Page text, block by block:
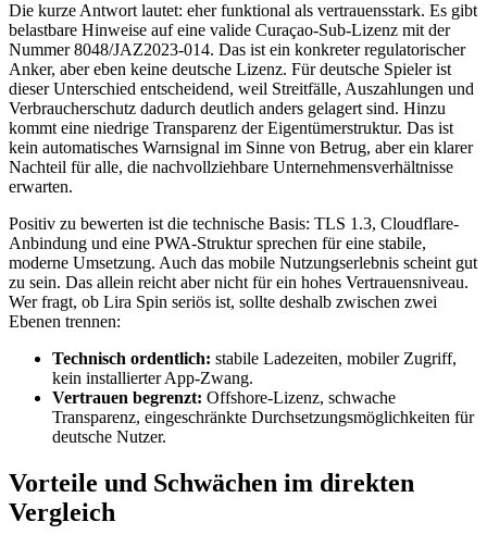
Die kurze Antwort lautet: eher funktional als vertrauensstark. Es gibt
belastbare Hinweise auf eine valide Curaçao-Sub-Lizenz mit der
Nummer 8048/JAZ2023-014. Das ist ein konkreter regulatorischer
Anker, aber eben keine deutsche Lizenz. Für deutsche Spieler ist
dieser Unterschied entscheidend, weil Streitfälle, Auszahlungen und
Verbraucherschutz dadurch deutlich anders gelagert sind. Hinzu
kommt eine niedrige Transparenz der Eigentümerstruktur. Das ist
kein automatisches Warnsignal im Sinne von Betrug, aber ein klarer
Nachteil für alle, die nachvollziehbare Unternehmensverhältnisse
erwarten.
Positiv zu bewerten ist die technische Basis: TLS 1.3, Cloudflare-
Anbindung und eine PWA-Struktur sprechen für eine stabile,
moderne Umsetzung. Auch das mobile Nutzungserlebnis scheint gut
zu sein. Das allein reicht aber nicht für ein hohes Vertrauensniveau.
Wer fragt, ob Lira Spin seriös ist, sollte deshalb zwischen zwei
Ebenen trennen:
Technisch ordentlich: stabile Ladezeiten, mobiler Zugriff,
kein installierter App-Zwang.
Vertrauen begrenzt: Offshore-Lizenz, schwache
Transparenz, eingeschränkte Durchsetzungsmöglichkeiten für
deutsche Nutzer.
Vorteile und Schwächen im direkten
Vergleich